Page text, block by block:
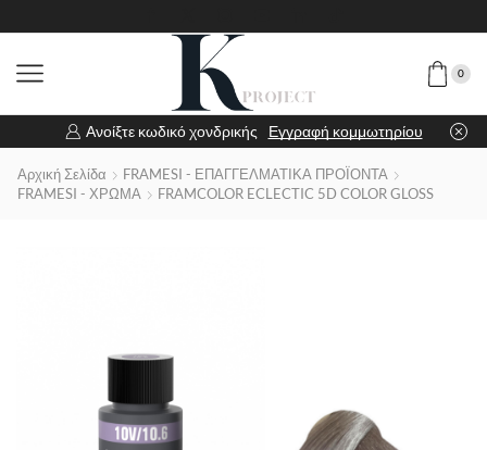
0
Ανοίξτε κωδικό χονδρικής Εγγραφή κομμωτηρίου
Αρχική Σελίδα
FRAMESI - ΕΠΑΓΓΕΛΜΑΤΙΚΑ ΠΡΟΪΟΝΤΑ
FRAMESI - ΧΡΩΜΑ
FRAMCOLOR ECLECTIC 5D COLOR GLOSS